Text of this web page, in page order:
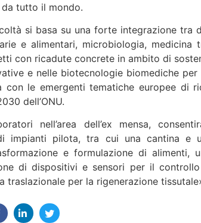
tutto il mondo.
si basa su una forte integrazione tra
e alimentari, microbiologia, medicina
con ricadute concrete in ambito di
e nelle biotecnologie biomediche
le emergenti tematiche europee di
dell’ONU.
nell’area dell’ex mensa,
impianti pilota, tra cui una cantina e
e formulazione di alimenti,
di dispositivi e sensori per il
traslazionale per la rigenerazione